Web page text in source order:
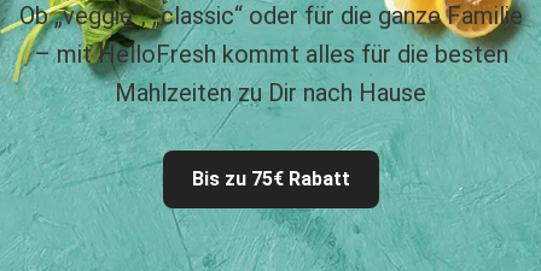
Ob „veggie“, „classic“ oder für die ganze Familie
– mit HelloFresh kommt alles für die besten
Mahlzeiten zu Dir nach Hause
Bis zu 75€ Rabatt